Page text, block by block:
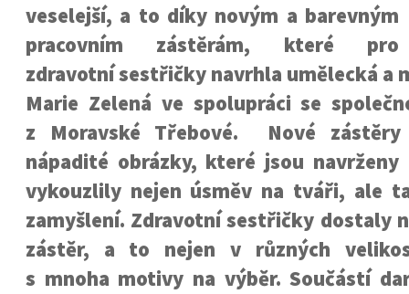
veselejší, a to díky novým a barevným
pracovním zástěrám, které pro
zdravotní sestřičky navrhla umělecká a
Marie Zelená ve spolupráci se
z Moravské Třebové. Nové
nápadité obrázky, které jsou
vykouzlily nejen úsměv na tváři, ale
zamyšlení. Zdravotní sestřičky dostaly
zástěr, a to nejen v různých
s mnoha motivy na výběr. Součástí